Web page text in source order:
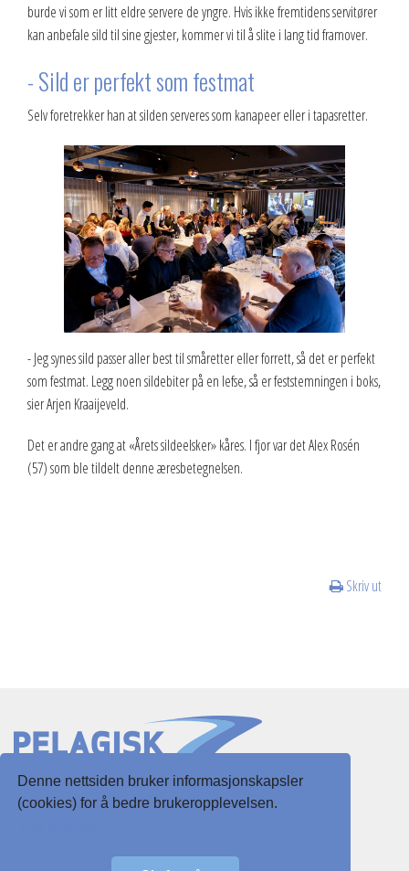
Denne nettsiden bruker informasjonskapsler
(cookies) for å bedre brukeropplevelsen.
burde vi som er litt eldre servere de yngre. Hvis ikke fremtidens servitører
kan anbefale sild til sine gjester, kommer vi til å slite i lang tid framover.
- Sild er perfekt som festmat
Selv foretrekker han at silden serveres som kanapeer eller i tapasretter.
- Jeg synes sild passer aller best til småretter eller forrett, så det er perfekt
som festmat. Legg noen sildebiter på en lefse, så er feststemningen i boks,
sier Arjen Kraaijeveld.
Det er andre gang at «Årets sildeelsker» kåres. I fjor var det Alex Rosén
(57) som ble tildelt denne æresbetegnelsen.
Skriv ut
Slottsgaten 3
post@pelagisk.net